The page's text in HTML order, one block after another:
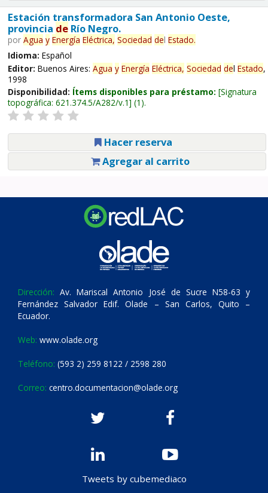
Estación transformadora San Antonio Oeste,
provincia deRío Negro.
por Agua y Energía Eléctrica, Sociedad del Estado.
Idioma: Español
Editor: Buenos Aires: Agua y Energía Eléctrica, Sociedad del Estado,
1998
Disponibilidad: Ítems disponibles para préstamo: Signatura
topográfica: 621.374.5/A282/v.1 (1).
Hacer reserva
Agregar al carrito
Dirección: Av. Mariscal Antonio José de Sucre N58-63 y
Fernández Salvador Edif. Olade – San Carlos, Quito –
Ecuador.
Web: www.olade.org
Teléfono: (593 2) 259 8122 / 2598 280
Correo: centro.documentacion@olade.org
Tweets by cubemediaco